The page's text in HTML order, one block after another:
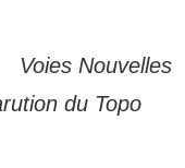
Voies Nouvelles
du Topo